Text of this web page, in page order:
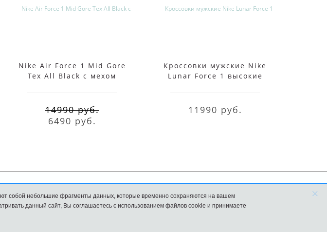
Nike Air Force 1 Mid Gore
Tex All Black с мехом
14990 руб.
6490 руб.
Кроссовки мужские Nike
Lunar Force 1 высокие
11990 руб.
Размеры FAQ
Новости
собой небольшие фрагменты данных, которые временно сохраняются на вашем
данный сайт, Вы соглашаетесь с использованием файлов cookie и принимаете
×